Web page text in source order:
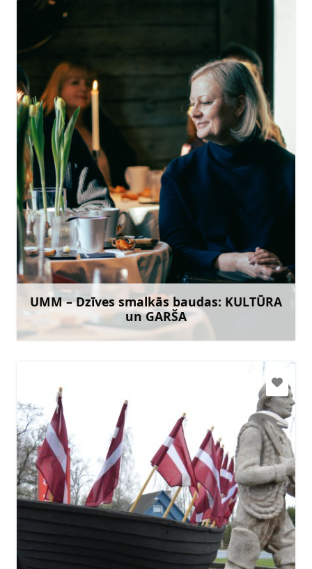
UMM – Dzīves smalkās baudas: KULTŪRA
un GARŠA
umm.cultureandtaste@gmail.com
26383609 (Zane)
Doties